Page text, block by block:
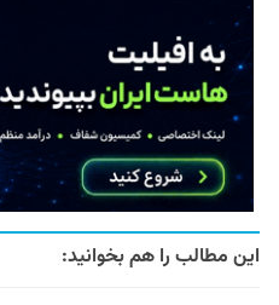
این مطالب را هم بخوانید: